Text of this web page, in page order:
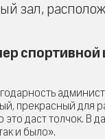
зал,
спортивной
прекрасный для
даст толчок. В
и было».